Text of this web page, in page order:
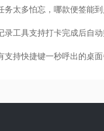
务太多怕忘，哪款便签能